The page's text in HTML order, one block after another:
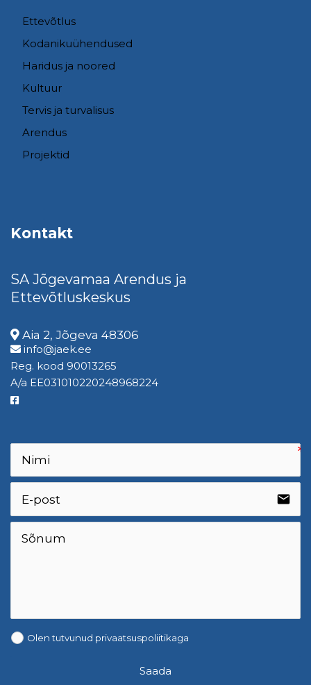
Ettevõtlus
Kodanikuühendused
Haridus ja noored
Kultuur
Tervis ja turvalisus
Arendus
Projektid
Kontakt
SA Jõgevamaa Arendus ja
Ettevõtluskeskus
Aia 2, Jõgeva 48306
info@jaek.ee
Reg. kood 90013265
A/a EE031010220248968224
email
Olen tutvunud privaatsuspoliitikaga
Saada